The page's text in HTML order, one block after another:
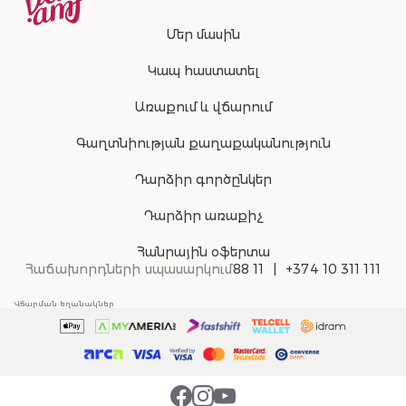
Մեր մասին
Կապ հաստատել
Առաքում և վճարում
Գաղտնիության քաղաքականություն
Դարձիր գործընկեր
Դարձիր առաքիչ
Հանրային օֆերտա
Հաճախորդների սպասարկում88 11 +374 10 311 111
Վճարման եղանակներ